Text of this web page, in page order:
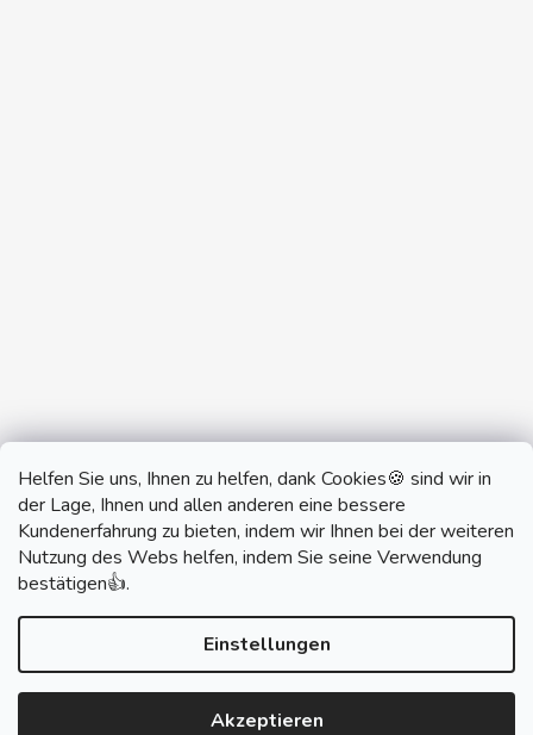
Helfen Sie uns, Ihnen zu helfen, dank Cookies🍪 sind wir in
der Lage, Ihnen und allen anderen eine bessere
Kundenerfahrung zu bieten, indem wir Ihnen bei der weiteren
Nutzung des Webs helfen, indem Sie seine Verwendung
bestätigen👍.
Einstellungen
Akzeptieren
monobrand.cz monobrand.online
Erstellt von Shoptet
SWITCHHOUSE